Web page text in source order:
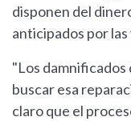
disponen del
anticipados por
"Los damnificados
buscar esa
claro que el